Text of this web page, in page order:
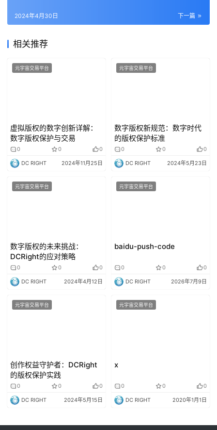
下一篇
2024年4月30日
相关推荐
元宇宙交易平台
虚拟版权的数字创新详解：
数字版权保护与交易
0 0 0
DC RIGHT 2024年11月25日
元宇宙交易平台
数字版权新规范：数字时代
的版权保护标准
0 0 0
DC RIGHT 2024年5月23日
元宇宙交易平台
数字版权的未来挑战：
DCRight的应对策略
0 0 0
DC RIGHT 2024年4月12日
元宇宙交易平台
baidu-push-code
0 0 0
DC RIGHT 2026年7月9日
元宇宙交易平台
创作权益守护者：DCRight
的版权保护实践
0 0 0
DC RIGHT 2024年5月15日
元宇宙交易平台
x
0 0 0
DC RIGHT 2020年1月1日